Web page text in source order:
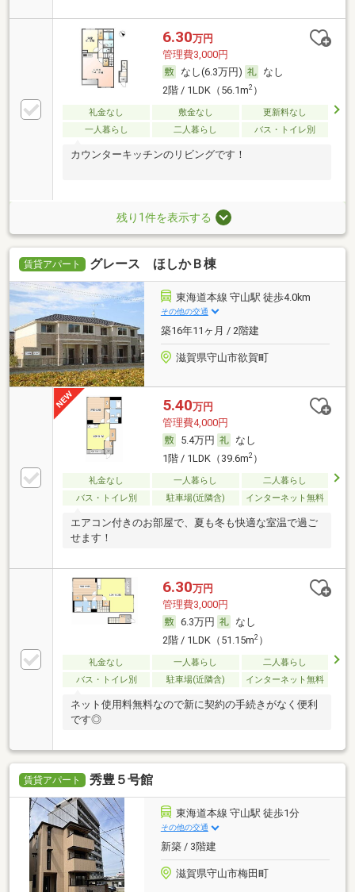
6.30万円
管理費3,000円
なし(6.3万円)
なし
2階 / 1LDK（56.1m2）
礼金なし 敷金なし
更新料なし
一人暮らし
二人暮らし バス・トイレ別
カウンターキッチンのリビングです！
残り1件を表示する
賃貸アパート グレース ほしかＢ棟
東海道本線 守山駅 徒歩4.0km
その他の交通
築16年11ヶ月 / 2階建
滋賀県守山市欲賀町
5.40万円
管理費4,000円
5.4万円
なし
1階 / 1LDK（39.6m2）
礼金なし 一人暮らし
二人暮らし
バス・トイレ別
駐車場(近隣含) インターネット無料
エアコン付きのお部屋で、夏も冬も快適な室温で過ご
せます！
6.30万円
管理費3,000円
6.3万円
なし
2階 / 1LDK（51.15m2）
礼金なし 一人暮らし
二人暮らし
バス・トイレ別
駐車場(近隣含) インターネット無料
ネット使用料無料なので新に契約の手続きがなく便利
です◎
賃貸アパート 秀豊５号館
東海道本線 守山駅 徒歩1分
その他の交通
新築 / 3階建
滋賀県守山市梅田町